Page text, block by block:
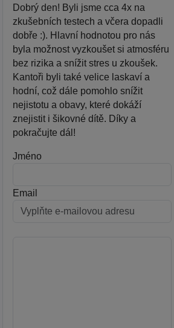
Dobrý den! Byli jsme cca 4x na
zkušebních testech a včera dopadli
dobře :). Hlavní hodnotou pro nás
byla možnost vyzkoušet si atmosféru
bez rizika a snížit stres u zkoušek.
Kantoři byli také velice laskaví a
hodní, což dále pomohlo snížit
nejistotu a obavy, které dokáží
znejistit i šikovné dítě. Díky a
pokračujte dál!
Jméno
Email